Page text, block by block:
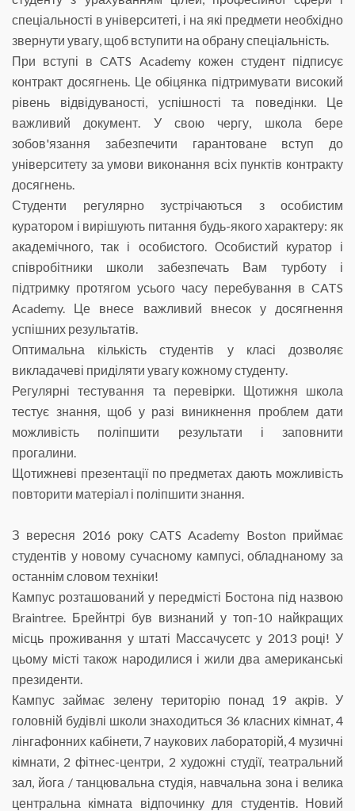
спеціальності в університеті, і на які предмети необхідно
звернути увагу, щоб вступити на обрану спеціальність.
При вступі в CATS Academy кожен студент підписує
контракт досягнень. Це обіцянка підтримувати високий
рівень відвідуваності, успішності та поведінки. Це
важливий документ. У свою чергу, школа бере
зобов'язання забезпечити гарантоване вступ до
університету за умови виконання всіх пунктів контракту
досягнень.
Студенти регулярно зустрічаються з особистим
куратором і вирішують питання будь-якого характеру: як
академічного, так і особистого. Особистий куратор і
співробітники школи забезпечать Вам турботу і
підтримку протягом усього часу перебування в CATS
Academy. Це внесе важливий внесок у досягнення
успішних результатів.
Оптимальна кількість студентів у класі дозволяє
викладачеві приділяти увагу кожному студенту.
Регулярні тестування та перевірки. Щотижня школа
тестує знання, щоб у разі виникнення проблем дати
можливість поліпшити результати і заповнити
прогалини.
Щотижневі презентації по предметах дають можливість
повторити матеріал і поліпшити знання.
З вересня 2016 року CATS Academy Boston приймає
студентів у новому сучасному кампусі, обладнаному за
останнім словом техніки!
Кампус розташований у передмісті Бостона під назвою
Braintree. Брейнтрі був визнаний у топ-10 найкращих
місць проживання у штаті Массачусетс у 2013 році! У
цьому місті також народилися і жили два американські
президенти.
Кампус займає зелену територію понад 19 акрів. У
головній будівлі школи знаходиться 36 класних кімнат, 4
лінгафонних кабінети, 7 наукових лабораторій, 4 музичні
кімнати, 2 фітнес-центри, 2 художні студії, театральний
зал, йога / танцювальна студія, навчальна зона і велика
центральна кімната відпочинку для студентів. Новий